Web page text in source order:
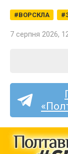
ВОРСКЛА
7 серпня 2026,